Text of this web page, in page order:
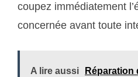
coupez immédiatement
concernée avant toute
A lire aussi
Réparation